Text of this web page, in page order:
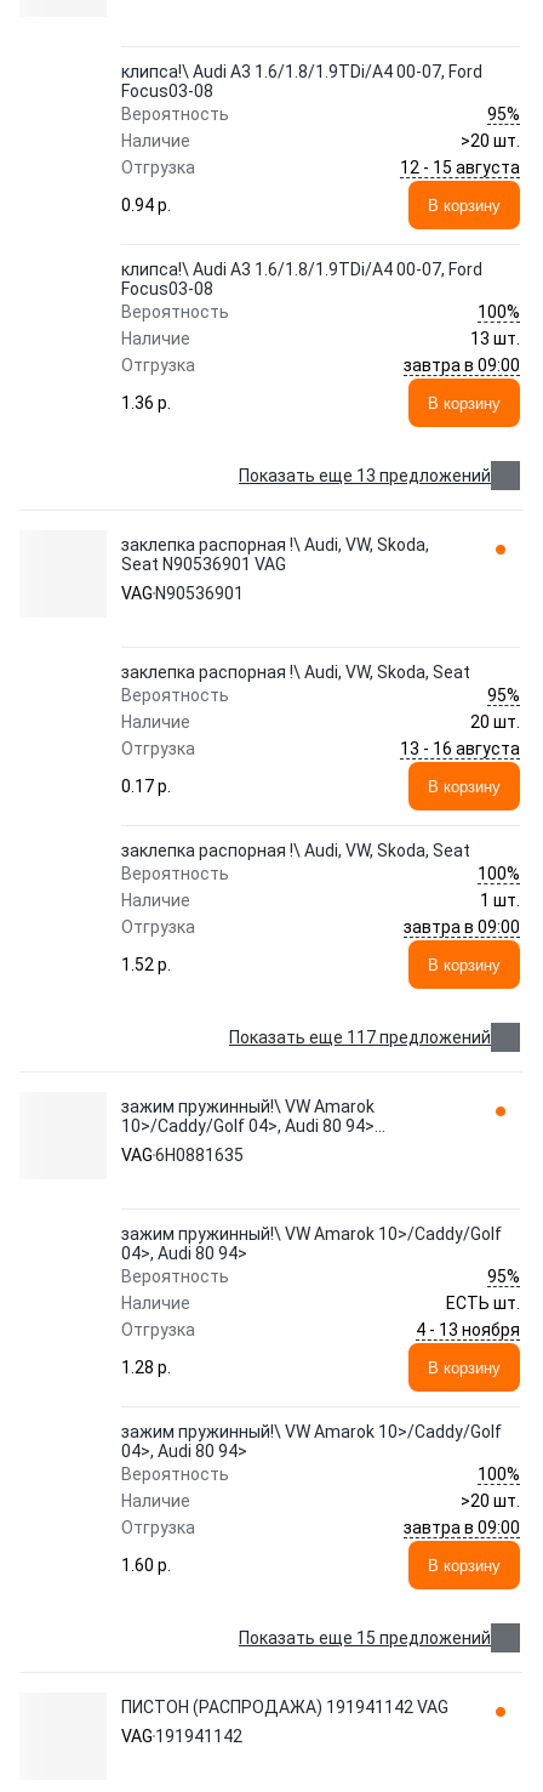
клипса!\ Audi A3 1.6/1.8/1.9TDi/A4 00-07, Ford
Focus03-08
Вероятность
95%
Наличие
>20 шт.
Отгрузка
12 - 15 августа
0.94 p.
В корзину
клипса!\ Audi A3 1.6/1.8/1.9TDi/A4 00-07, Ford
Focus03-08
Вероятность
100%
Наличие
13 шт.
Отгрузка
завтра в 09:00
1.36 p.
В корзину
Показать еще 13 предложений
заклепка распорная !\ Audi, VW, Skoda,
Seat N90536901 VAG
VAG N90536901
заклепка распорная !\ Audi, VW, Skoda, Seat
Вероятность
95%
Наличие
20 шт.
Отгрузка
13 - 16 августа
0.17 p.
В корзину
заклепка распорная !\ Audi, VW, Skoda, Seat
Вероятность
100%
Наличие
1 шт.
Отгрузка
завтра в 09:00
1.52 p.
В корзину
Показать еще 117 предложений
зажим пружинный!\ VW Amarok
10>/Caddy/Golf 04>, Audi 80 94>
6H0881635 VAG
VAG6H0881635
зажим пружинный!\ VW Amarok 10>/Caddy/Golf
04>, Audi 80 94>
Вероятность
95%
Наличие
ЕСТЬ шт.
Отгрузка
4 - 13 ноября
1.28 p.
В корзину
зажим пружинный!\ VW Amarok 10>/Caddy/Golf
04>, Audi 80 94>
Вероятность
100%
Наличие
>20 шт.
Отгрузка
завтра в 09:00
1.60 p.
В корзину
Показать еще 15 предложений
ПИСТОН (РАСПРОДАЖА) 191941142 VAG
VAG 191941142